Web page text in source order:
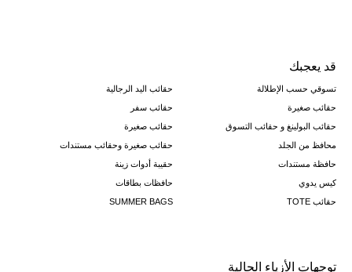
قد يعجبك
تسوقي حسب الإطلالة
حقائب اليد الرجالية
حقائب صغيرة
حقائب سفر
حقائب البولينغ و حقائب التسوق
حقائب صغيرة
محافظ من الجلد
حقائب صغيرة وحقائب مستندات
حافظة مستندات
حقيبة أدوات زينة
كيس يدوي
حافظات بطاقات
حقائب TOTE
SUMMER BAGS
توجهات الأزياء الحالية